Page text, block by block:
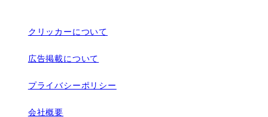
クリッカーについて
広告掲載について
プライバシーポリシー
会社概要